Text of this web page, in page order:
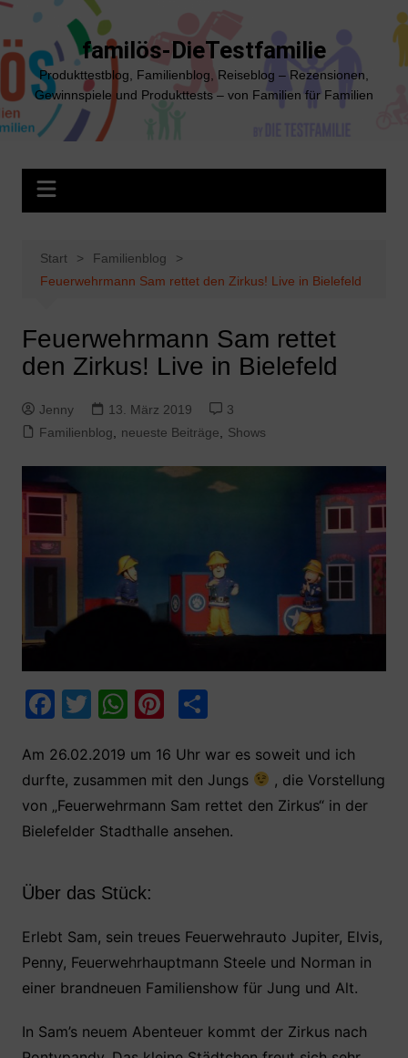
Zum
springen
familös-DieTestfamilie
Produkttestblog, Familienblog, Reiseblog – Rezensionen,
Gewinnspiele und Produkttests – von Familien für Familien
Start
Familienblog
Feuerwehrmann Sam rettet den Zirkus! Live in Bielefeld
Feuerwehrmann Sam rettet
den Zirkus! Live in Bielefeld
Jenny 13. März 2019
3
Familienblog
neueste Beiträge Shows
F
c
e
b
k
T
itt
er
W
at
s
A
p
Pi
er
e
st
T
le
n
Am 26.02.2019 um 16 Uhr war es soweit und ich
durfte, zusammen mit den Jungs
, die Vorstellung
von „Feuerwehrmann Sam rettet den Zirkus“ in der
Bielefelder Stadthalle ansehen.
Über das Stück:
Erlebt Sam, sein treues Feuerwehrauto Jupiter, Elvis,
Penny, Feuerwehrhauptmann Steele und Norman in
einer brandneuen Familienshow für Jung und Alt.
In Sam’s neuem Abenteuer kommt der Zirkus nach